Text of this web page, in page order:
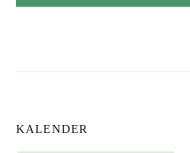
KALENDER